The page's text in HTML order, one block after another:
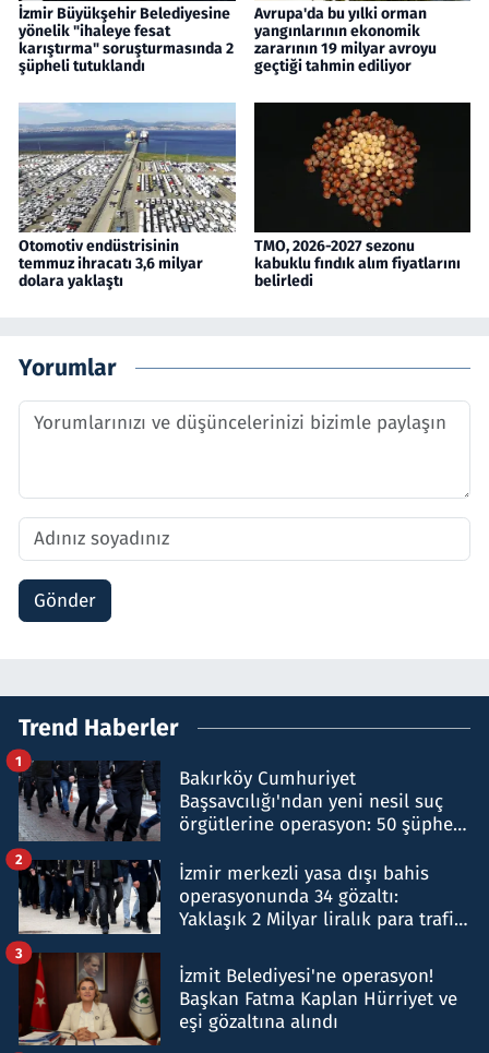
İzmir Büyükşehir Belediyesine
yönelik "ihaleye fesat
karıştırma" soruşturmasında 2
şüpheli tutuklandı
Avrupa'da bu yılki orman
yangınlarının ekonomik
zararının 19 milyar avroyu
geçtiği tahmin ediliyor
Otomotiv endüstrisinin
temmuz ihracatı 3,6 milyar
dolara yaklaştı
TMO, 2026-2027 sezonu
kabuklu fındık alım fiyatlarını
belirledi
Yorumlar
Gönder
Trend Haberler
Bakırköy Cumhuriyet
Başsavcılığı'ndan yeni nesil suç
örgütlerine operasyon: 50 şüpheli
1
İzmir merkezli yasa dışı bahis
operasyonunda 34 gözaltı:
Yaklaşık 2 Milyar liralık para trafiği
2
İzmit Belediyesi'ne operasyon!
Başkan Fatma Kaplan Hürriyet ve
eşi gözaltına alındı
3